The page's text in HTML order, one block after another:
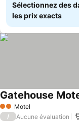
Sélectionnez des
les prix exacts
2 ÉtoilesMotel
Gatehouse
/ Aucune évaluation